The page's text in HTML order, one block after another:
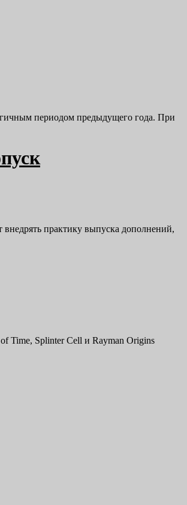
периодом предыдущего года. При
практику выпуска дополнений,
Time, Splinter Cell и Rayman Origins